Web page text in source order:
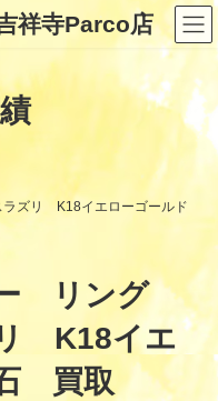
寺Parco店
ズリ K18イエローゴールド
ー リング
K18イエ
買取